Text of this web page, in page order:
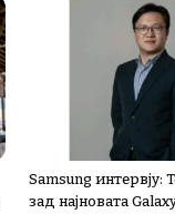
Samsung интервју:
зад најновата